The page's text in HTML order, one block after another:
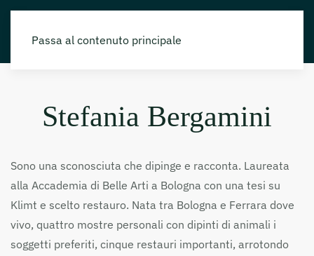
Passa al contenuto principale
Stefania Bergamini
Sono una sconosciuta che dipinge e racconta. Laureata
alla Accademia di Belle Arti a Bologna con una tesi su
Klimt e scelto restauro. Nata tra Bologna e Ferrara dove
vivo, quattro mostre personali con dipinti di animali i
soggetti preferiti, cinque restauri importanti, arrotondo